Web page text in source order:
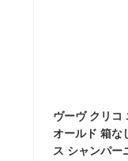
ヴーヴ クリコ
オールド 箱な
ス シャンパー